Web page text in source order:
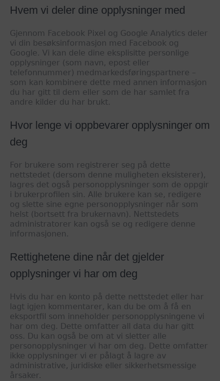
Hvem vi deler dine opplysninger med
Gjennom Facebook Pixel og Google Analytics deler
vi din besøksinformasjon med Facebook og
Google. Vi kan dele dine eksplisitte personlige
opplysninger (som navn, epost eller
telefonnummer) medmarkedsføringspartnere –
som kan kombinere dette med annen informasjon
du har gitt til dem eller som de har samlet fra
andre kilder du har brukt.
Hvor lenge vi oppbevarer opplysninger om
deg
For brukere som registrerer seg på dette
nettstedet (dersom denne muligheten eksisterer),
lagres det også personopplysninger som de oppgir
i brukerprofilen sin. Alle brukere kan se, redigere
og slette sine egne personopplysninger når som
helst (bortsett fra brukernavn). Nettstedets
administratorer kan også se og redigere denne
informasjonen.
Rettighetene dine når det gjelder
opplysninger vi har om deg
Hvis du har en konto på dette nettstedet eller har
lagt igjen kommentarer, kan du be om å få en
eksportfil som inneholder personopplysningene vi
har om deg. Dette omfatter all data du har gitt
oss. Du kan også be om at vi sletter alle
personopplysninger vi har om deg. Dette omfatter
ikke opplysninger vi er pålagt å lagre av
administrative, juridiske eller sikkerhetsmessige
årsaker.